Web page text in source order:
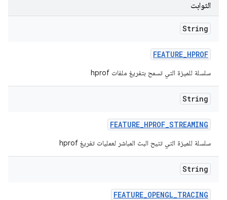
الثوابت
String
FEATURE_HPROF
سلسلة للميزة التي تسمح بتفريغ ملفات hprof
String
FEATURE_HPROF_STREAMING
سلسلة للميزة التي تتيح البث المباشر لعمليات تفريغ hprof
String
FEATURE_OPENGL_TRACING